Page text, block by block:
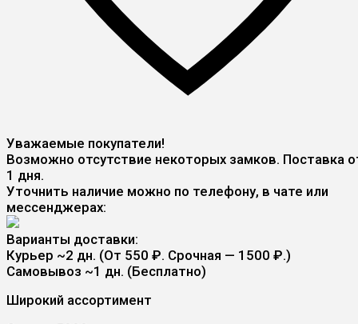
Уважаемые покупатели!
Возможно отсутствие некоторых замков. Поставка
1 дня.
Уточнить наличие можно по телефону, в чате или
мессенджерах:
Варианты доставки:
Курьер ~2 дн. (От 550 ₽. Срочная — 1500 ₽.)
Самовывоз ~1 дн. (Бесплатно)
Широкий ассортимент